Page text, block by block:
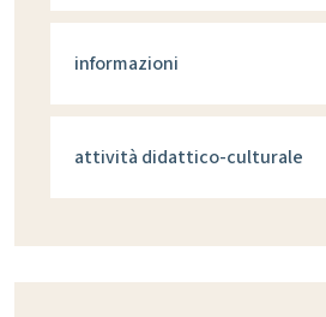
informazioni
attività didattico-culturale